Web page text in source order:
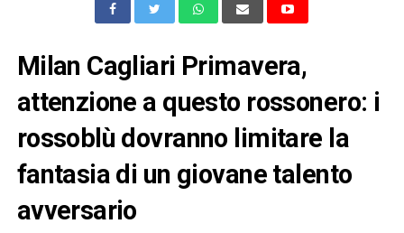
Milan Cagliari Primavera,
attenzione a questo rossonero: i
rossoblù dovranno limitare la
fantasia di un giovane talento
avversario